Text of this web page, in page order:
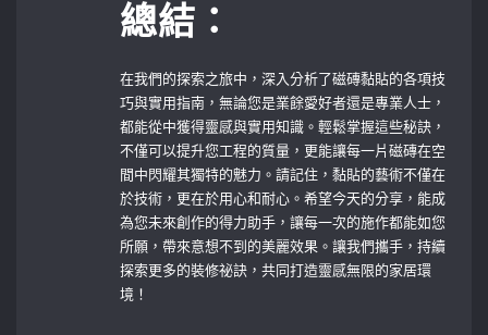
總結：
在我們的探索之旅中，深入分析了磁磚黏貼的各項技
巧與實用指南，無論您是業餘愛好者還是專業人士，
都能從中獲得靈感與實用知識。輕鬆掌握這些秘訣，
不僅可以提升您工程的質量，更能讓每一片磁磚在空
間中閃耀其獨特的魅力。請記住，黏貼的藝術不僅在
於技術，更在於用心和耐心。希望今天的分享，能成
為您未來創作的得力助手，讓每一次的施作都能如您
所願，帶來意想不到的美麗效果。讓我們攜手，持續
探索更多的裝修祕訣，共同打造靈感無限的家居環
境！